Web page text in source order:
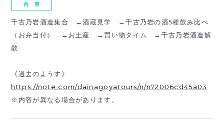
内 容
千古乃岩酒造集合 →酒蔵見学 →千古乃岩の酒5種飲み比べ
（お弁当付） →お土産 →買い物タイム →千古乃岩酒造解
散
《過去のようす》
https://note.com/dainagoyatours/n/n72006cd45a03
※内容が異なる場合があります。